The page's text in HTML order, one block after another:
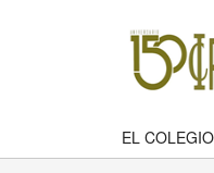
EL COLEGIO